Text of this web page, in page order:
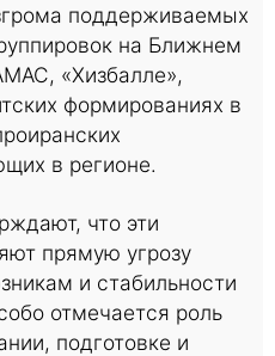
поддерживаемых
на Ближнем
«Хизбалле»,
формированиях в
в регионе.
что эти
прямую угрозу
и стабильности
отмечается роль
подготовке и